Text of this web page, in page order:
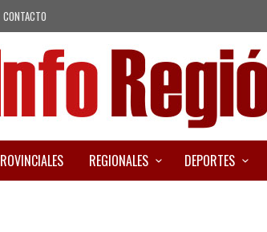
CONTACTO
REGIONALES DEPORTES